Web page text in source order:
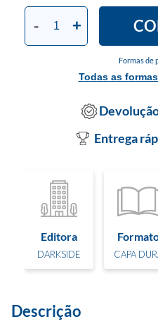
Formas de
Todas as
- +
Entrega
Editora
DARKSIDE CAPA
Descrição